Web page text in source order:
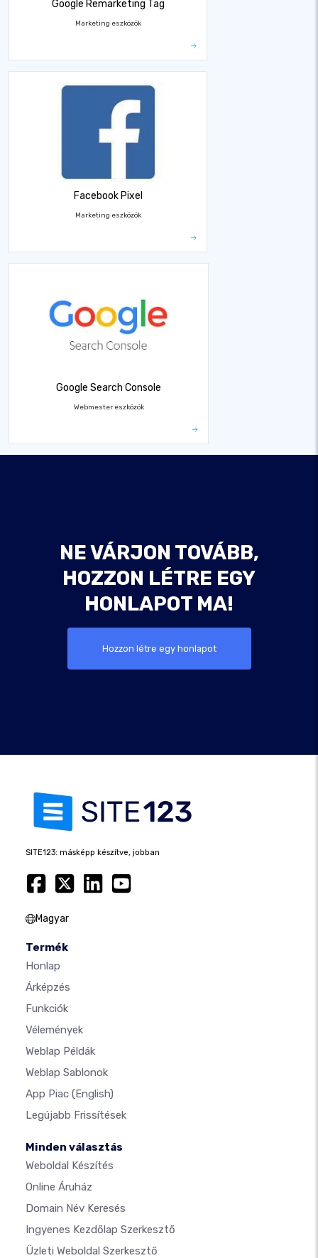
Google Remarketing Tag
Marketing eszközök
Facebook Pixel
Marketing eszközök
Google Search Console
Webmester eszközök
NE VÁRJON TOVÁBB,
HOZZON LÉTRE EGY
HONLAPOT MA!
Hozzon létre egy honlapot
SITE123: másképp készítve, jobban
Magyar
Termék
Honlap
Árképzés
Funkciók
Vélemények
Weblap Példák
Weblap Sablonok
App Piac (English)
Legújabb Frissítések
Minden választás
Weboldal Készítés
Online Áruház
Domain Név Keresés
Ingyenes Kezdőlap Szerkesztő
Üzleti Weboldal Szerkesztő